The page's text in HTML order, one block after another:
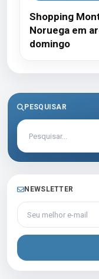
Shopping
Noruega em
domingo
PESQUISAR
NEWSLETTER
Seu melhor e-mail